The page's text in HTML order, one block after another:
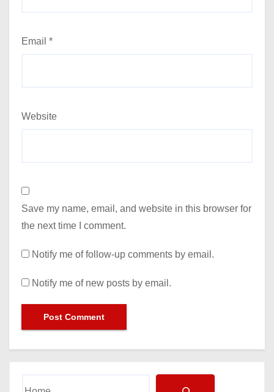
Email *
Website
Save my name, email, and website in this browser for
the next time I comment.
Notify me of follow-up comments by email.
Notify me of new posts by email.